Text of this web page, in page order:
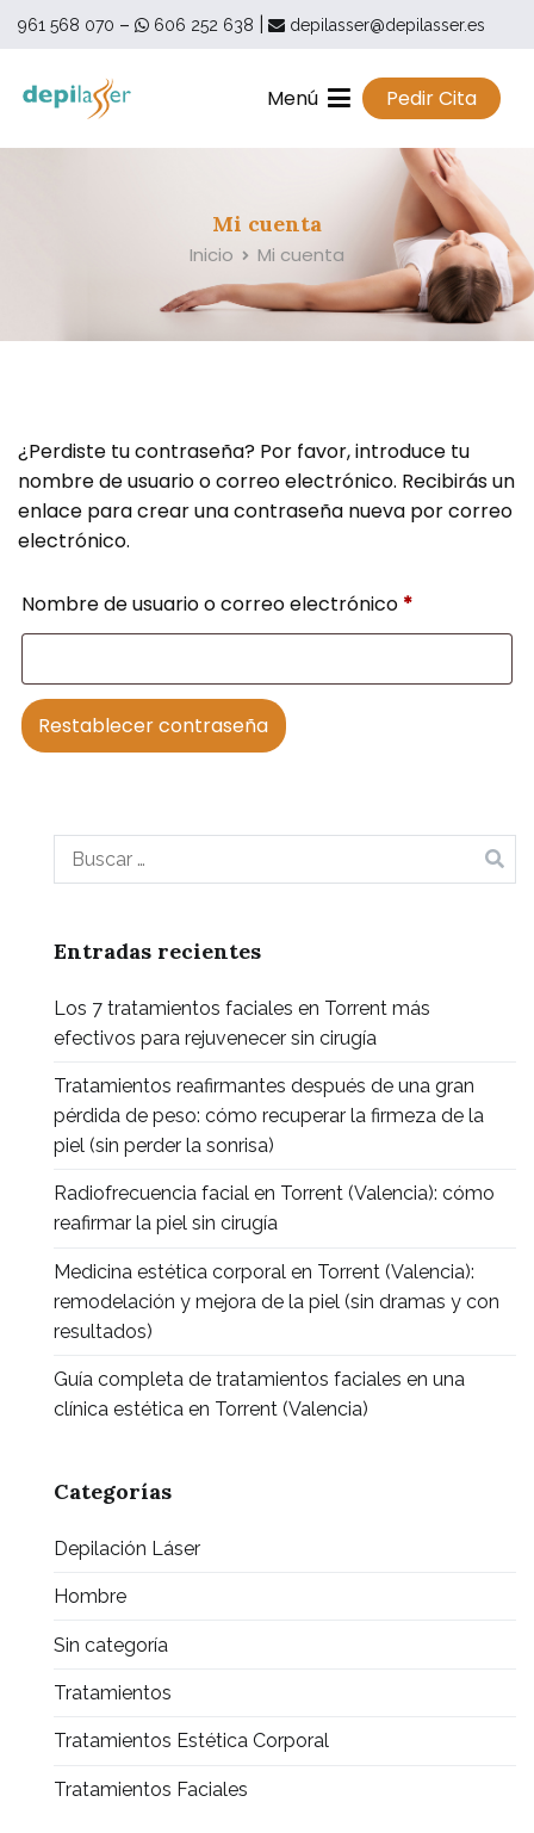
Saltar
961 568 070 – 606 252 638 depilasser@depilasser.es
Menú Pedir Cita
Mi cuenta
Inicio Mi cuenta
¿Perdiste tu contraseña? Por favor, introduce tu
nombre de usuario o correo electrónico. Recibirás un
enlace para crear una contraseña nueva por correo
electrónico.
Nombre de usuario o correo electrónico *Obligatorio
Restablecer contraseña
Buscar:
Entradas recientes
Los 7 tratamientos faciales en Torrent más
efectivos para rejuvenecer sin cirugía
Tratamientos reafirmantes después de una gran
pérdida de peso: cómo recuperar la firmeza de la
piel (sin perder la sonrisa)
Radiofrecuencia facial en Torrent (Valencia): cómo
reafirmar la piel sin cirugía
Medicina estética corporal en Torrent (Valencia):
remodelación y mejora de la piel (sin dramas y con
resultados)
Guía completa de tratamientos faciales en una
clínica estética en Torrent (Valencia)
Categorías
Depilación Láser
Hombre
Sin categoría
Tratamientos
Tratamientos Estética Corporal
Tratamientos Faciales